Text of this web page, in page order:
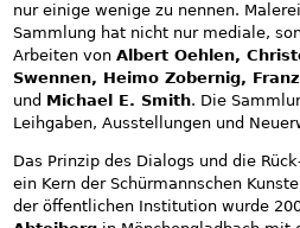
nur einige wenige zu nennen.
Sammlung hat nicht nur mediale,
Arbeiten von Albert Oehlen,
Swennen, Heimo Zobernig,
und Michael E. Smith. Die
Leihgaben, Ausstellungen und
Das Prinzip des Dialogs und die
ein Kern der Schürmannschen
der öffentlichen Institution wurde